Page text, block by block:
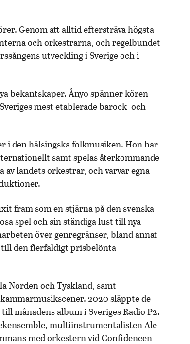
Genom att alltid eftersträva högsta
och orkestrarna, och regelbundet
utveckling i Sverige och i
bekantskaper. Ånyo spänner kören
mest etablerade barock- och
den hälsingska folkmusiken. Hon har
samt spelas återkommande
av landets orkestrar, och varvar egna
fram som en stjärna på den svenska
spel och sin ständiga lust till nya
över genregränser, bland annat
den flerfaldigt prisbelönta
Norden och Tyskland, samt
2020 släppte de
månadens album i Sveriges Radio P2.
multiinstrumentalisten Ale
med orkestern vid Confidencen